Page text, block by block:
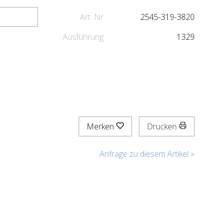
Art. Nr:
2545-319-3820
Ausführung:
1329
Merken Drucken
Anfrage zu diesem Artikel »